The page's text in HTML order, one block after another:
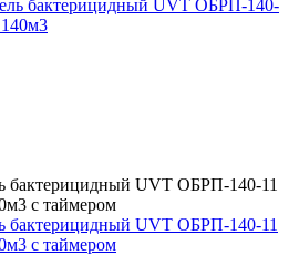
бактерицидный UVT ОБРП-140-11
с таймером
бактерицидный UVT ОБРП-140-11
с таймером